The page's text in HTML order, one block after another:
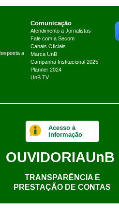
a
Comunicação
Atendimento a Jornalistas
Fale com a Secom
Canais Oficiais
Marca UnB
Campanha Institucional 2025
Planner 2024
UnB TV
Acesso à
Informação
OUVIDORIAUnB
TRANSPARÊNCIA E
PRESTAÇÃO DE CONTAS